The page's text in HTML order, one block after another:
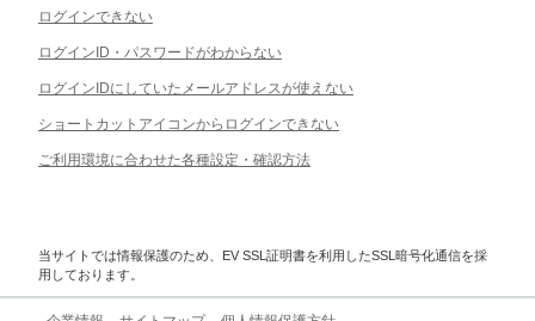
ログインできない
ログインID・パスワードがわからない
ログインIDにしていたメールアドレスが使えない
ショートカットアイコンからログインできない
ご利用環境に合わせた各種設定・確認方法
当サイトでは情報保護のため、EV SSL証明書を利用したSSL暗号化通信を採
用しております。